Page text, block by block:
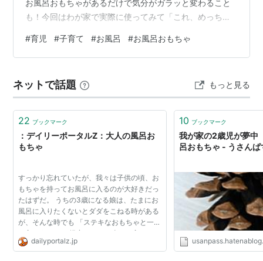
お風呂おもちゃがあるだけで気分がガラッと変わること
も！今回はわが家で実際に使ってみて「これ、めっちゃ
ご紹介します。 カビにくい、収納しやすいものを中心に
ピックアップしたので清潔さ重視のママ・パパにもおす
りやすく、ぷにぷに感がクセになる！
hb.afl.rakuten.co.jp 赤ちゃんが大好きなアヒルのおもち
ゃ。このシリーズは穴なし構…
#育児 #子育て #お風呂 #お風呂おもちゃ
ネットで話題 もっと見る
22 ブックマーク
：デイリーポータルZ：大人の風呂お
もちゃ
すっかり忘れていたが、我々は子供の頃、お
もちゃを持ってお風呂に入るのが大好きだっ
たはずだ。 うちの3歳になる娘は、たまにお
風呂に入りたくないとダダをこねる時がある
が、そんな時でも 「ステキなおもちゃと一緒
に入ろう！」 と提案すると、喜んで入る。そ
して風呂の中で長々とおもちゃを手に持って
dailyportalz.jp
10 ブックマーク
我が家の2歳児が夢中
呂おもちゃ - うさんぱ